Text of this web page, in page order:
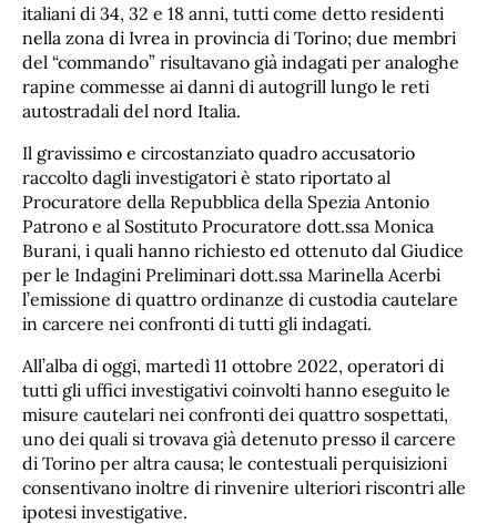
italiani di 34, 32 e 18 anni, tutti come detto residenti
nella zona di Ivrea in provincia di Torino; due membri
del “commando” risultavano già indagati per analoghe
rapine commesse ai danni di autogrill lungo le reti
autostradali del nord Italia.
Il gravissimo e circostanziato quadro accusatorio
raccolto dagli investigatori è stato riportato al
Procuratore della Repubblica della Spezia Antonio
Patrono e al Sostituto Procuratore dott.ssa Monica
Burani, i quali hanno richiesto ed ottenuto dal Giudice
per le Indagini Preliminari dott.ssa Marinella Acerbi
l’emissione di quattro ordinanze di custodia cautelare
in carcere nei confronti di tutti gli indagati.
All’alba di oggi, martedì 11 ottobre 2022, operatori di
tutti gli uffici investigativi coinvolti hanno eseguito le
misure cautelari nei confronti dei quattro sospettati,
uno dei quali si trovava già detenuto presso il carcere
di Torino per altra causa; le contestuali perquisizioni
consentivano inoltre di rinvenire ulteriori riscontri alle
ipotesi investigative.